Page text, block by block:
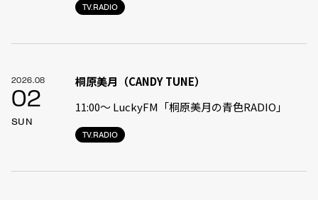
TV.RADIO
2026.08
02
SUN
TV.RADIO
桐原美月（CANDY TUNE）
11:00〜 LuckyFM「桐原美月の青色RADIO」